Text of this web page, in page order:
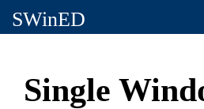
SWinED
Single